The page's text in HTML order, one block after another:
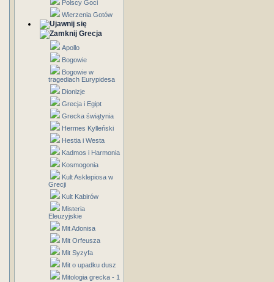
Polscy Goci
Wierzenia Gotów
Grecja
Apollo
Bogowie
Bogowie w
tragediach Eurypidesa
Dionizje
Grecja i Egipt
Grecka świątynia
Hermes Kylleński
Hestia i Westa
Kadmos i Harmonia
Kosmogonia
Kult Asklepiosa w
Grecji
Kult Kabirów
Misteria
Eleuzyjskie
Mit Adonisa
Mit Orfeusza
Mit Syzyfa
Mit o upadku dusz
Mitologia grecka - 1